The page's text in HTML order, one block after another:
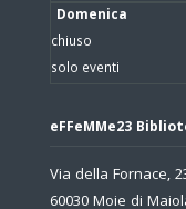
Domenica
chiuso
solo eventi
eFFeMMe23
Via della Fornace,
60030 Moie di